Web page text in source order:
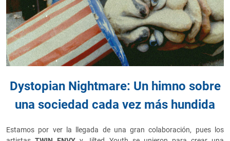
Dystopian Nightmare: Un himno sobre
una sociedad cada vez más hundida
Estamos por ver la llegada de una gran colaboración, pues los